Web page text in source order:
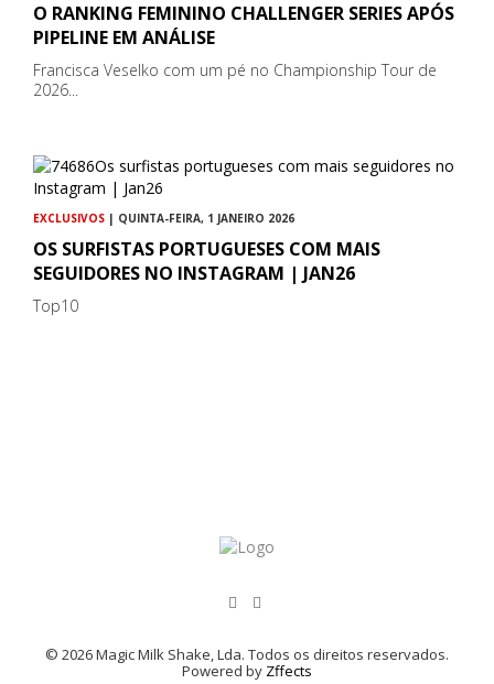
O RANKING FEMININO CHALLENGER SERIES APÓS
PIPELINE EM ANÁLISE
Francisca Veselko com um pé no Championship Tour de
2026...
EXCLUSIVOS | QUINTA-FEIRA, 1 JANEIRO 2026
OS SURFISTAS PORTUGUESES COM MAIS
SEGUIDORES NO INSTAGRAM | JAN26
Top10
© 2026 Magic Milk Shake, Lda. Todos os direitos reservados.
Powered by Zffects